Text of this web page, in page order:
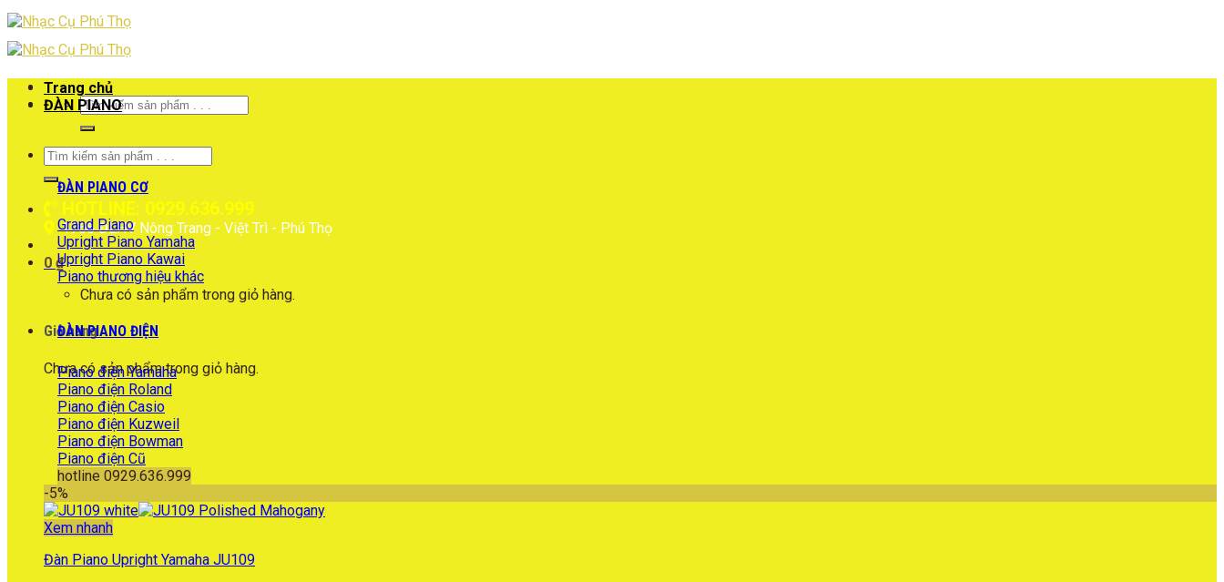
Skip
to
content
Tìm
kiếm:
Tìm
kiếm:
HOTLINE: 0929.636.999
1766 ĐLHV Nông Trang - Việt Trì - Phú Thọ
0 ₫
Chưa có sản phẩm trong giỏ hàng.
Giỏ hàng
Chưa có sản phẩm trong giỏ hàng.
Trang chủ
ĐÀN PIANO
ĐÀN PIANO CƠ
Grand Piano
Upright Piano Yamaha
Upright Piano Kawai
Piano thương hiệu khác
ĐÀN PIANO ĐIỆN
Piano điện Yamaha
Piano điện Roland
Piano điện Casio
Piano điện Kuzweil
Piano điện Bowman
Piano điện Cũ
hotline 0929.636.999
-5%
Xem nhanh
Đàn Piano Upright Yamaha JU109